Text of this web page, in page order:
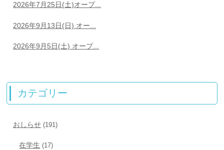
2026年7月25日(土)オープ...
2026年9月13日(日) オー...
2026年9月5日(土) オープ...
カテゴリー
おしらせ (191)
在学生 (17)